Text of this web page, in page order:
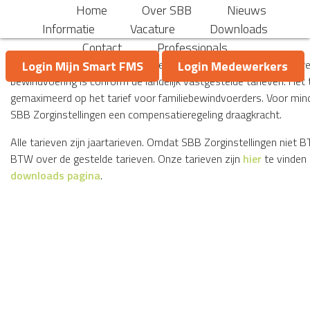
Home Over SBB
Nieuws
Informatie
Vacature
Downloads
Contact
Professionals
Login Mijn Smart FMS
Login Medewerkers
Met ingang van 1 januari 2016 heeft SBB Zorginstellingen
bewindvoering is conform de landelijk vastgestelde tarieven.
gemaximeerd op het tarief voor familiebewindvoerders. Voor
SBB Zorginstellingen een compensatieregeling draagkracht.
Alle tarieven zijn jaartarieven. Omdat SBB Zorginstellingen niet
BTW over de gestelde tarieven. Onze tarieven zijn hierte
downloads pagina.